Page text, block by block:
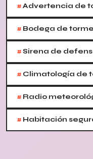
#Advertencia de
# Bodega de
#Sirena de
# Climatología de
# Radio
# Habitación